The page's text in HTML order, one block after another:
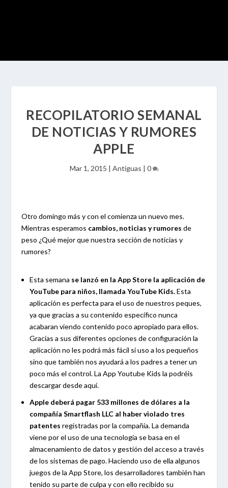
RECOPILATORIO SEMANAL
DE NOTICIAS Y RUMORES
APPLE
Mar 1, 2015 | Antiguas | 0
Otro domingo más y con el comienza un nuevo mes.
Mientras esperamos cambios, noticias y rumores de
peso ¿Qué mejor que nuestra sección de noticias y
rumores?
Esta semana se lanzó en la App Store la aplicación de
YouTube para niños, llamada YouTube Kids.Esta
aplicación es perfecta para el uso de nuestros peques,
ya que gracias a su contenido específico nunca
acabaran viendo contenido poco apropiado para ellos.
Gracias a sus diferentes opciones de configuración la
aplicación no les podrá más fácil si uso a los pequeños
sino que también nos ayudará a los padres a tener un
poco más el control. La App Youtube Kids la podréis
descargar desde aquí.
Apple deberá pagar 533 millones de dólares a la
compañía Smartflash LLC al haber violado tres
patentes registradas por la compañía. La demanda
viene por el uso de una tecnología se basa en el
almacenamiento de datos y gestión del acceso a través
de los sistemas de pago. Haciendo uso de ella algunos
juegos de la App Store, los desarrolladores también han
tenido su parte de culpa y con ello recibido su